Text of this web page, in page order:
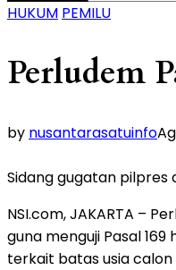
HUKUM PEMILU
Perludem
by nusantarasatuinfo
Sidang gugatan pilpres
NSI.com, JAKARTA –
guna menguji Pasal
terkait batas usia